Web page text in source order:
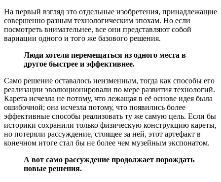
На первый взгляд это отдельные изобретения, принадлежащие
совершенно разным технологическим эпохам. Но если
посмотреть внимательнее, все они представляют собой
вариации одного и того же базового решения.
Люди хотели перемещаться из одного места в
другое быстрее и эффективнее.
Само решение оставалось неизменным, тогда как способы его
реализации эволюционировали по мере развития технологий.
Карета исчезла не потому, что лежащая в её основе идея была
ошибочной; она исчезла потому, что появились более
эффективные способы реализовать ту же самую цель. Если бы
историки сохранили только физическую конструкцию кареты,
но потеряли рассуждение, стоящее за ней, этот артефакт в
конечном итоге стал бы не более чем музейным экспонатом.
А вот само рассуждение продолжает порождать
новые решения.